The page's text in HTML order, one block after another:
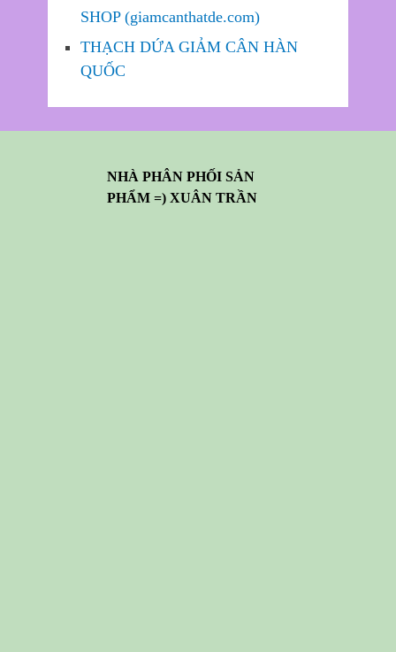
SHOP (giamcanthatde.com)
THẠCH DỨA GIẢM CÂN HÀN
QUỐC
NHÀ PHÂN PHỐI SẢN
PHẨM =) XUÂN TRẦN